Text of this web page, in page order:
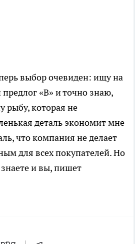
выбор очевиден: ищу на
«В» и точно знаю,
рыбу, которая не
деталь экономит мне
что компания не делает
для всех покупателей. Но
знаете и вы, пишет